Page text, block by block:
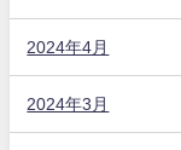
2024年4月
2024年3月